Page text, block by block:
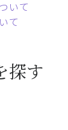
いて
て
探す